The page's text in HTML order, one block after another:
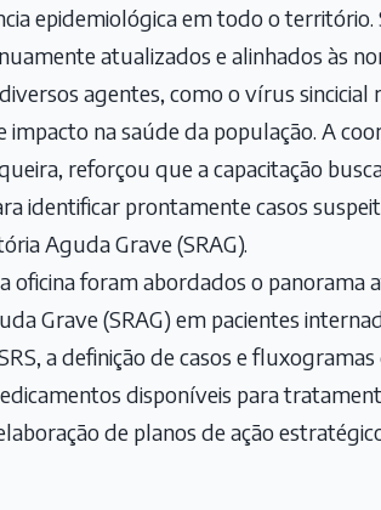
epidemiológica em todo o
atualizados e alinhados às
agentes, como o vírus sincicial
na saúde da população. A
reforçou que a capacitação
identificar prontamente casos
Aguda Grave (SRAG).
oficina foram abordados o panorama
Grave (SRAG) em pacientes
a definição de casos e
disponíveis para
de planos de ação